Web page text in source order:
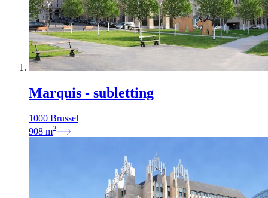
Marquis - subletting
1000 Brussel
908 m2